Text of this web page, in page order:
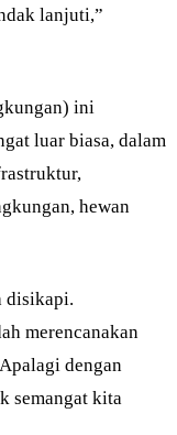
lanjuti,”
ini
luar biasa, dalam
hewan
disikapi.
merencanakan
dengan
semangat kita